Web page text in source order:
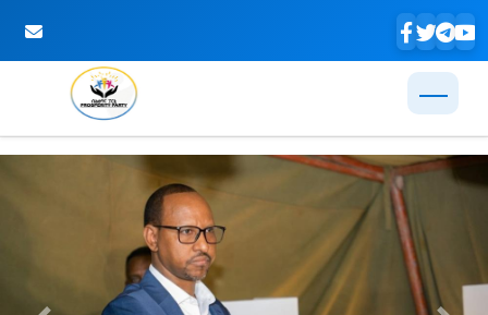
Skip to Main Content